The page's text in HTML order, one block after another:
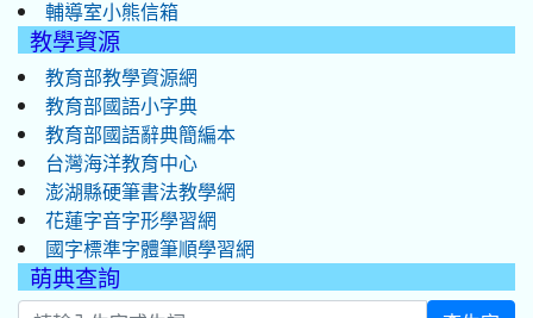
輔導室小熊信箱
教學資源
教育部教學資源網
教育部國語小字典
教育部國語辭典簡編本
台灣海洋教育中心
澎湖縣硬筆書法教學網
花蓮字音字形學習網
國字標準字體筆順學習網
萌典查詢